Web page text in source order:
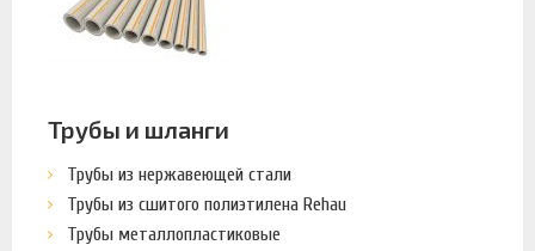
Трубы и шланги
Трубы из нержавеющей стали
Трубы из сшитого полиэтилена Rehau
Трубы металлопластиковые